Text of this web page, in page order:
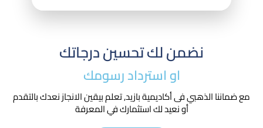
نضمن لك تحسين درجاتك
او استرداد رسومك​
مع ضماننا الذهبي فى أكاديمية بازيد, تعلم بيقين الانجاز نعدك بالتقدم
أو نعيد لك استثمارك في المعرفة